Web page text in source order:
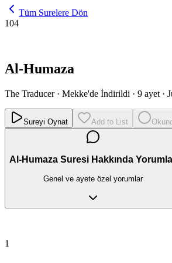
Tüm Surelere Dön
104
Al-Humaza
The Traducer· Mekke'de İndirildi · 9 ayet ·
Sureyi Oynat Add to List
Al-Humaza Suresi Hakkında
Genel ve ayete özel yorumlar
1